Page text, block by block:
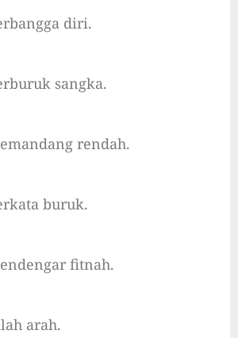
diri.
sangka.
rendah.
buruk.
fitnah.
arah.